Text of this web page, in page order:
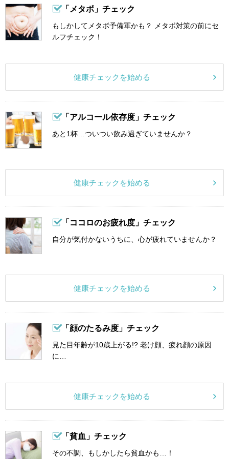
「メタボ」チェック
もしかしてメタボ予備軍かも？ メタボ対策の前にセ
ルフチェック！
健康チェックを始める
「アルコール依存度」チェック
あと1杯…ついつい飲み過ぎていませんか？
健康チェックを始める
「ココロのお疲れ度」チェック
自分が気付かないうちに、心が疲れていませんか？
健康チェックを始める
「顔のたるみ度」チェック
見た目年齢が10歳上がる!? 老け顔、疲れ顔の原因
に…
健康チェックを始める
「貧血」チェック
その不調、もしかしたら貧血かも…！